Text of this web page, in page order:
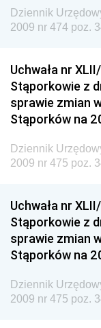
Dziennik
Inspektora
Dziennik
Narodowego i
Dziennik
Dziennik
Dziennik
Narodowego i
Dziennik
Społecznej
Dziennik
Granicznej
Dziennik
2009 nr 474 poz.
Uchwała nr
Stąporkowie z
sprawie zmian
Stąporków na
Dziennik
2009 nr 475 poz.
Uchwała nr
Stąporkowie z
sprawie zmian
Stąporków na
Dziennik
2009 nr 475 poz.